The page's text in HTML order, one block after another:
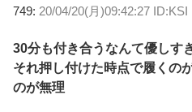
749: 20/04/20(月)09:42:27 ID:KSI
30分も付き合うなんて優しす
それ押し付けた時点で履くの
のが無理